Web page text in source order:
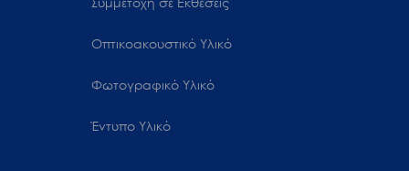
Οπτικοακουστικό Υλικό
Φωτογραφικό Υλικό
Έντυπο Υλικό